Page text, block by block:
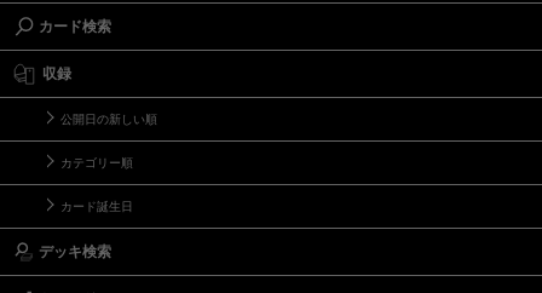
カード検索
収録
公開日の新しい順
カテゴリー順
カード誕生日
デッキ検索